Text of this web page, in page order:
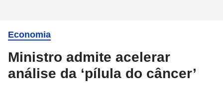
Economia
Ministro admite acelerar
análise da ‘pílula do câncer’